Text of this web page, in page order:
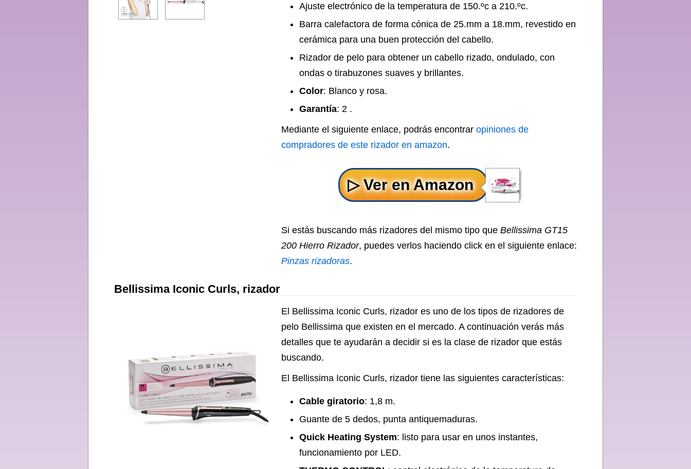
Ajuste electrónico de la temperatura de 150.ºc a 210.ºc.
Barra calefactora de forma cónica de 25.mm a 18.mm, revestido en
cerámica para una buen protección del cabello.
Rizador de pelo para obtener un cabello rizado, ondulado, con
ondas o tirabuzones suaves y brillantes.
Color: Blanco y rosa.
Garantía: 2 .
Mediante el siguiente enlace, podrás encontrar opiniones de
compradores de este rizador en amazon.
Si estás buscando más rizadores del mismo tipo que Bellissima GT15
200 Hierro Rizador, puedes verlos haciendo click en el siguiente enlace:
Pinzas rizadoras.
Bellissima Iconic Curls, rizador
El Bellissima Iconic Curls, rizador es uno de los tipos de rizadores de
pelo Bellissima que existen en el mercado. A continuación verás más
detalles que te ayudarán a decidir si es la clase de rizador que estás
buscando.
El Bellissima Iconic Curls, rizador tiene las siguientes características:
Cable giratorio: 1,8 m.
Guante de 5 dedos, punta antiquemaduras.
Quick Heating System: listo para usar en unos instantes,
funcionamiento por LED.